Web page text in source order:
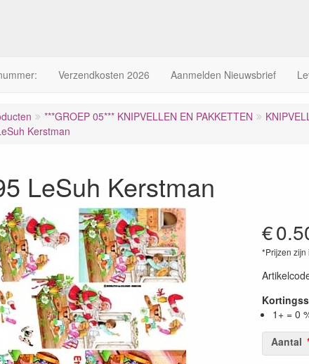
Verzendkosten 2026 Aanmelden Nieuwsbrief
***GROEP 05*** KNIPVELLEN EN PAKKETTEN
Kerstman
LeSuh Kerstman
€
*Prijzen
1+ = 0
Aantal